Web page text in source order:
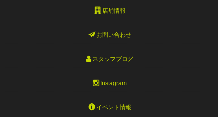
店舗情報
お問い合わせ
スタッフブログ
Instagram
イベント情報